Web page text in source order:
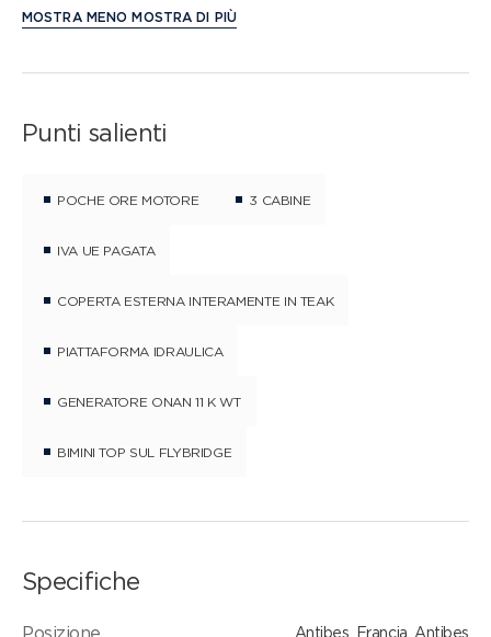
MOSTRA MENO MOSTRA DI PIÙ
Punti salienti
POCHE ORE MOTORE 3 CABINE
IVA UE PAGATA
COPERTA ESTERNA INTERAMENTE IN TEAK
PIATTAFORMA IDRAULICA
GENERATORE ONAN 11 K WT
BIMINI TOP SUL FLYBRIDGE
Specifiche
Antibes, Francia, Antibes